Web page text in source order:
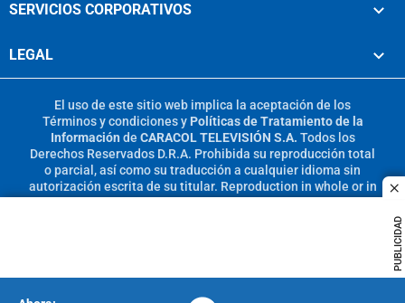
PUBLICIDAD
SERVICIOS CORPORATIVOS
LEGAL
El uso de este sitio web implica la aceptación de los
Términos y condicionesy Políticas de Tratamiento de la
Información de CARACOL TELEVISIÓN S.A. Todos los
Derechos Reservados D.R.A. Prohibida su reproducción total
o parcial, así como su traducción a cualquier idioma sin
autorización escrita de su titular. Reproduction in whole or in